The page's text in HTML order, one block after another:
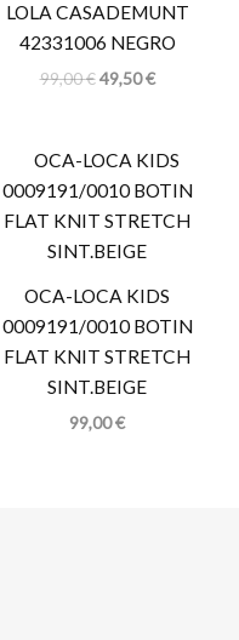
LOLA CASADEMUNT
42331006 NEGRO
99,00€
99,00 €.
49,50€
49,50 €.
OCA-LOCA KIDS
0009191/0010 BOTIN
FLAT KNIT STRETCH
SINT.BEIGE
99,00€